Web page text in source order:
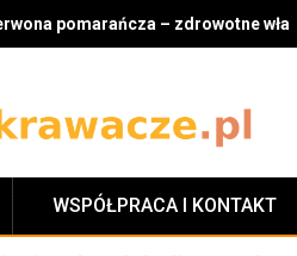
pomarańcza – zdrowotne
WSPÓŁPRACA I KONTAKT